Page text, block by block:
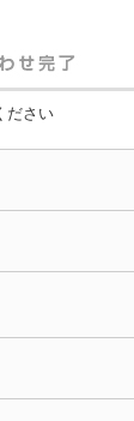
ださい